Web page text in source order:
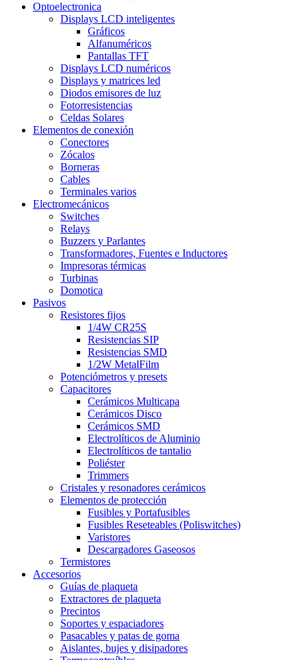
Optoelectronica
Displays LCD inteligentes
Gráficos
Alfanuméricos
Pantallas TFT
Displays LCD numéricos
Displays y matrices led
Diodos emisores de luz
Fotorresistencias
Celdas Solares
Elementos de conexión
Conectores
Zócalos
Borneras
Cables
Terminales varios
Electromecánicos
Switches
Relays
Buzzers y Parlantes
Transformadores, Fuentes e Inductores
Impresoras térmicas
Turbinas
Domotica
Pasivos
Resistores fijos
1/4W CR25S
Resistencias SIP
Resistencias SMD
1/2W MetalFilm
Potenciómetros y presets
Capacitores
Cerámicos Multicapa
Cerámicos Disco
Cerámicos SMD
Electrolíticos de Aluminio
Electrolíticos de tantalio
Poliéster
Trimmers
Cristales y resonadores cerámicos
Elementos de protección
Fusibles y Portafusibles
Fusibles Reseteables (Poliswitches)
Varistores
Descargadores Gaseosos
Termistores
Accesorios
Guías de plaqueta
Extractores de plaqueta
Precintos
Soportes y espaciadores
Pasacables y patas de goma
Aislantes, bujes y disipadores